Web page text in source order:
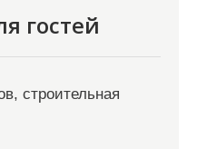
гостей
строительная